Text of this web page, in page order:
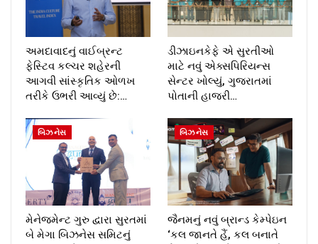
અમદાવાદનું વાઈબ્રન્ટ
ફેસ્ટિવ કલ્ચર શહેરની
આગવી સાંસ્કૃતિક ઓળખ
તરીકે ઉભરી આવ્યું છે:…
ડીઝાઇનકેફે એ સુરતીઓ
માટે નવું એક્સપિરિયન્સ
સેન્ટર ખોલ્યું, ગુજરાતમાં
પોતાની હાજરી…
બિઝનેસ
મેનેજમેન્ટ ગુરુ દ્વારા સુરતમાં
બે મેગા બિઝનેસ સમિટનું
બિઝનેસ
જૈનમનું નવું બ્રાન્ડ કેમ્પેઇન
‘કલ જાનતે હૈં, કલ બનાતે